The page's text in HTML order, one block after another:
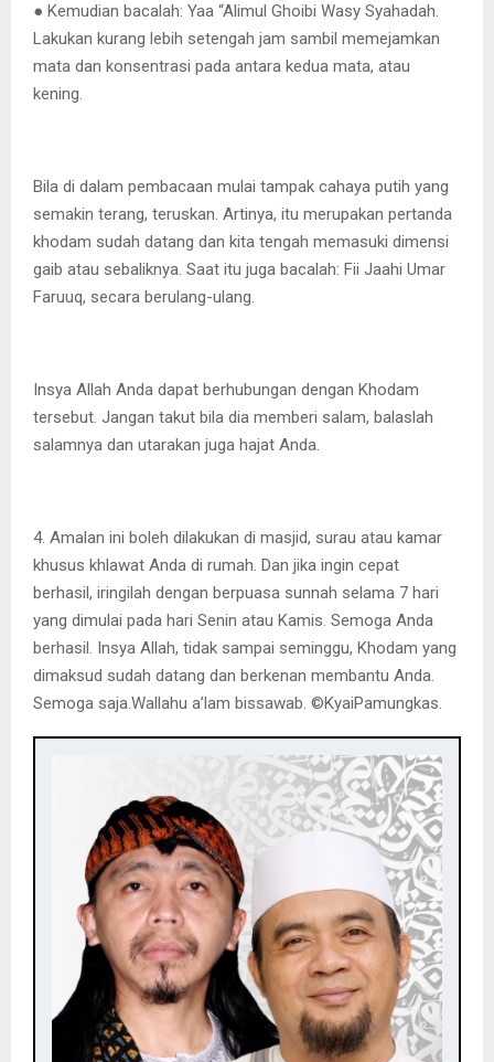
● Kemudian bacalah: Yaa “Alimul Ghoibi Wasy Syahadah.
Lakukan kurang lebih setengah jam sambil memejamkan
mata dan konsentrasi pada antara kedua mata, atau
kening.
Bila di dalam pembacaan mulai tampak cahaya putih yang
semakin terang, teruskan. Artinya, itu merupakan pertanda
khodam sudah datang dan kita tengah memasuki dimensi
gaib atau sebaliknya. Saat itu juga bacalah: Fii Jaahi Umar
Faruuq, secara berulang-ulang.
Insya Allah Anda dapat berhubungan dengan Khodam
tersebut. Jangan takut bila dia memberi salam, balaslah
salamnya dan utarakan juga hajat Anda.
4. Amalan ini boleh dilakukan di masjid, surau atau kamar
khusus khlawat Anda di rumah. Dan jika ingin cepat
berhasil, iringilah dengan berpuasa sunnah selama 7 hari
yang dimulai pada hari Senin atau Kamis. Semoga Anda
berhasil. Insya Allah, tidak sampai seminggu, Khodam yang
dimaksud sudah datang dan berkenan membantu Anda.
Semoga saja.Wallahu a’lam bissawab. ©️KyaiPamungkas.